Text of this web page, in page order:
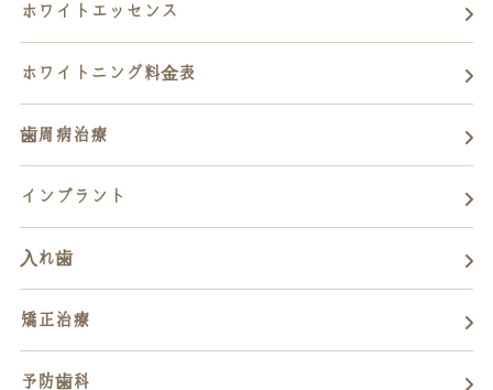
ホワイトエッセンス
ホワイトニング料金表
歯周病治療
インプラント
入れ歯
矯正治療
予防歯科